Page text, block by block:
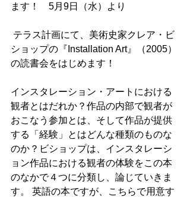
ます！　5月9日（水）より
ショップの『Installation Art』（2005）
の読書会をはじめます！
インスタレーション・アートにおける
観者とはだれか？作品の内部で観者が
おこなう参加とは、そして作品が提供
する「経験」とはどんな種類のものな
のか？ビショップは、インスタレーシ
ョン作品における観者の体験をこの本
のなかで４つに分類し、論じていきま
す。 英語の本ですが、こちらで用意す